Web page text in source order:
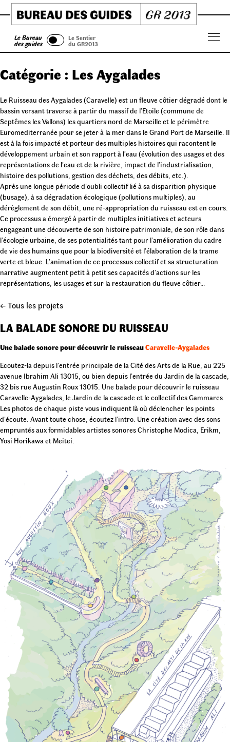
Skip
to
content
Le Bureau
des guides
Le Sentier
du GR2013
Catégorie : Les Aygalades
Le Ruisseau des Aygalades (Caravelle) est un fleuve côtier dégradé dont le
bassin versant traverse à partir du massif de l’Etoile (commune de
Septêmes les Vallons) les quartiers nord de Marseille et le périmètre
Euromediterranée pour se jeter à la mer dans le Grand Port de Marseille. Il
est à la fois impacté et porteur des multiples histoires qui racontent le
développement urbain et son rapport à l’eau (évolution des usages et des
représentations de l’eau et de la rivière, impact de l’industrialisation,
histoire des pollutions, gestion des déchets, des débits, etc.).
Après une longue période d’oubli collectif lié à sa disparition physique
(busage), à sa dégradation écologique (pollutions multiples), au
dérèglement de son débit, une ré-appropriation du ruisseau est en cours.
Ce processus a émergé à partir de multiples initiatives et acteurs
engageant une découverte de son histoire patrimoniale, de son rôle dans
l’écologie urbaine, de ses potentialités tant pour l’amélioration du cadre
de vie des humains que pour la biodiversité et l’élaboration de la trame
verte et bleue. L’animation de ce processus collectif et sa structuration
narrative augmentent petit à petit ses capacités d’actions sur les
représentations, les usages et sur la restauration du fleuve côtier…
← Tous les projets
LA BALADE SONORE DU RUISSEAU
Une balade sonore pour découvrir le ruisseauCaravelle-Aygalades
Ecoutez-la depuis l’entrée principale de la Cité des Arts de la Rue, au 225
avenue Ibrahim Ali 13015, ou bien depuis l’entrée du Jardin de la cascade,
32 bis rue Augustin Roux 13015. Une balade pour découvrir le ruisseau
Caravelle-Aygalades, le Jardin de la cascade et le collectif des Gammares.
Les photos de chaque piste vous indiquent là où déclencher les points
d’écoute. Avant toute chose, écoutez l’intro. Une création avec des sons
empruntés aux formidables artistes sonores Christophe Modica, Erikm,
Yosi Horikawa et Meitei.